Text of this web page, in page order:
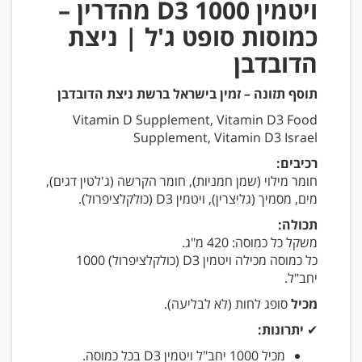
ויטמין D3 1000 מהדרין –
כמוסות סופט ג'ל | ניצת
הדובדבן
תוסף תזונה – זמין בישראל ברשת ניצת הדובדבן
Vitamin D Supplement, Vitamin D3 Food
Supplement, Vitamin D3 Israel
רכיבים:
חומר מילוי (שמן חמניות), חומר הקרשה (ג'לטין דגים),
מים, מסמיך (גליצרין), ויטמין D3 (כולקלציפרול).
תכולה:
משקל כל כמוסה: 420 מ"ג.
כל כמוסה מכילה ויטמין D3 (כולקלציפרול) 1000
יחב"ל.
מכילסופג לחות (לא לבליעה).
✔ יתרונות:
מכיל 1000 יחב"ל ויטמין D3 בכל כמוסה.